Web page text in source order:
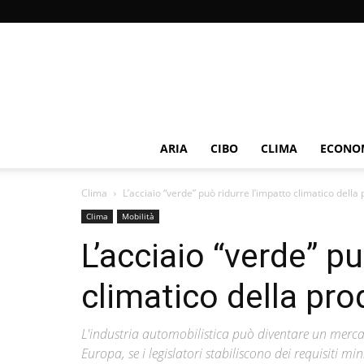
ARIA CIBO CLIMA
Clima L’acciaio “verde” può ridurre l’impatto climatico
Clima Mobilità
L’acciaio “verde”
climatico della
L'industria automobilistica può diventare un
Europa, se i legislatori stabiliscono dei requisiti